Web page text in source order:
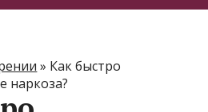
» Как быстро
наркоза?